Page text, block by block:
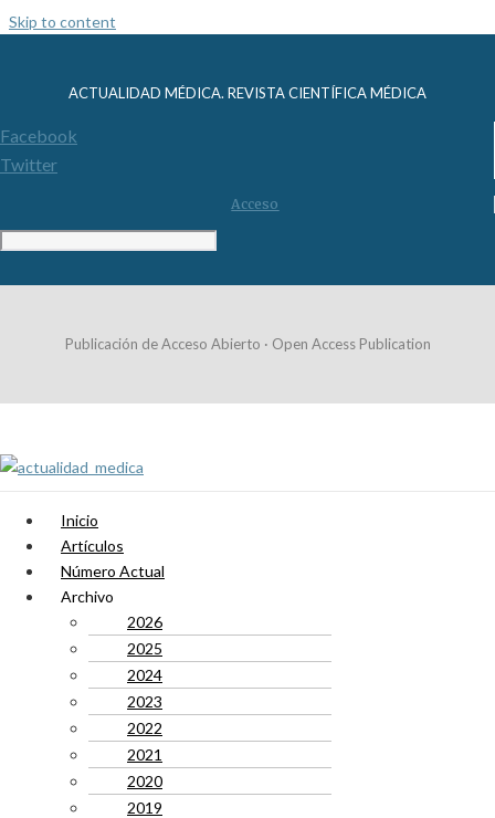
Skip to content
ACTUALIDAD MÉDICA. REVISTA CIENTÍFICA MÉDICA
Facebook
Twitter
Acceso
Publicación de Acceso Abierto · Open Access Publication
Inicio
Artículos
Número Actual
Archivo
2026
2025
2024
2023
2022
2021
2020
2019